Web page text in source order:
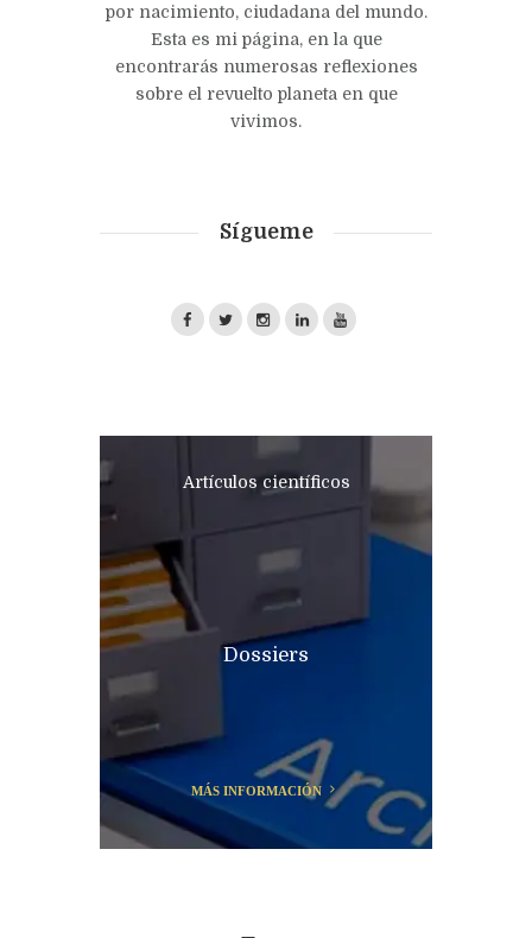
por nacimiento, ciudadana del mundo.
Esta es mi página, en la que
encontrarás numerosas reflexiones
sobre el revuelto planeta en que
vivimos.
Sígueme
Artículos científicos
Dossiers
MÁS INFORMACIÓN